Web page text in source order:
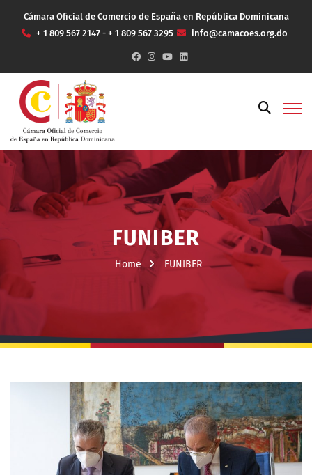
Cámara Oficial de Comercio de España en República Dominicana
+ 1 809 567 2147 - + 1 809 567 3295
info@camacoes.org.do
FUNIBER
Home FUNIBER